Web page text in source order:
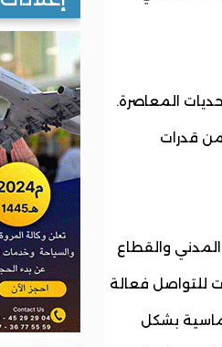
المعاصرة.
من قدرات
والقطاع
للتواصل فعالة
بشكل